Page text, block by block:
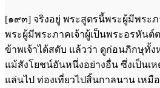
[๑๙๓] จริงอยู่ พระสูตรนี้พระผู้มีพระ
พระผู้มีพระภาคเจ้าผู้เป็นพระอรหันต์
ข้าพเจ้าได้สดับ แล้วว่า ดูก่อนภิกษุทั้ง
แม้สังโยชน์อันหนึ่งอย่างอื่น ซึ่งเป็นเ
แล่นไป ท่องเที่ยวไปสิ้นกาลนาน เห